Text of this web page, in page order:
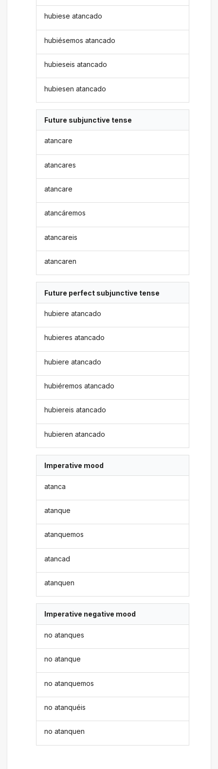
hubiese atancado
hubiésemos atancado
hubieseis atancado
hubiesen atancado
Future subjunctive tense
atancare
atancares
atancare
atancáremos
atancareis
atancaren
Future perfect subjunctive tense
hubiere atancado
hubieres atancado
hubiere atancado
hubiéremos atancado
hubiereis atancado
hubieren atancado
Imperative mood
atanca
atanque
atanquemos
atancad
atanquen
Imperative negative mood
no atanques
no atanque
no atanquemos
no atanquéis
no atanquen